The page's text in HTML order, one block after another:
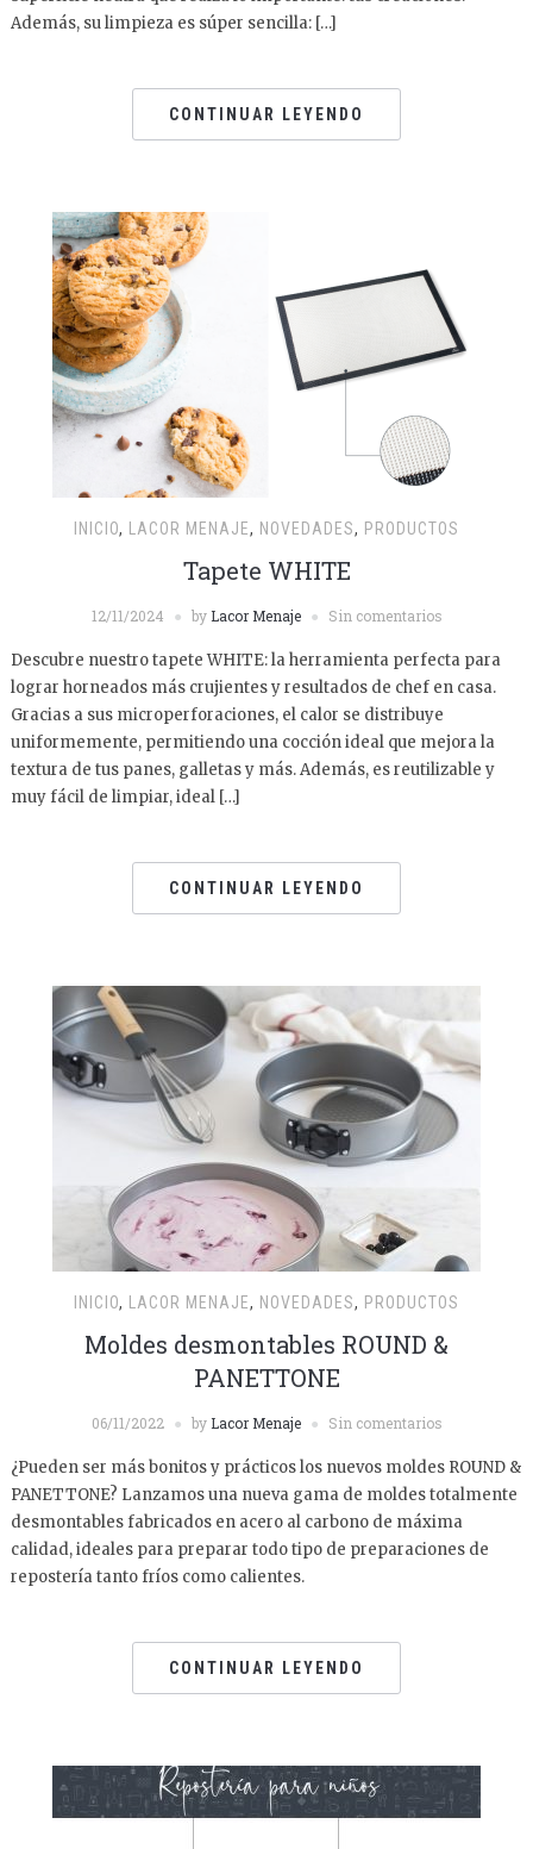
Además, su limpieza es súper sencilla: […]
CONTINUAR LEYENDO
INICIO, LACOR MENAJE, NOVEDADES, PRODUCTOS
Tapete WHITE
12/11/2024 by Lacor Menaje Sin comentarios
Descubre nuestro tapete WHITE: la herramienta perfecta para
lograr horneados más crujientes y resultados de chef en casa.
Gracias a sus microperforaciones, el calor se distribuye
uniformemente, permitiendo una cocción ideal que mejora la
textura de tus panes, galletas y más. Además, es reutilizable y
muy fácil de limpiar, ideal […]
CONTINUAR LEYENDO
INICIO, LACOR MENAJE, NOVEDADES, PRODUCTOS
Moldes desmontables ROUND &
PANETTONE
06/11/2022 by Lacor Menaje Sin comentarios
¿Pueden ser más bonitos y prácticos los nuevos moldes ROUND &
PANETTONE? Lanzamos una nueva gama de moldes totalmente
desmontables fabricados en acero al carbono de máxima
calidad, ideales para preparar todo tipo de preparaciones de
repostería tanto fríos como calientes.
CONTINUAR LEYENDO